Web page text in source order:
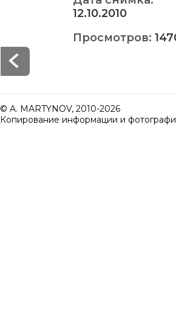
12.10.2010
Просмотров:
© A. MARTYNOV, 2010-2026
Копирование информации и